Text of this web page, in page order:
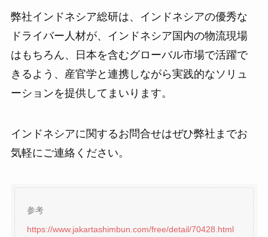
弊社インドネシア総研は、インドネシアの優秀な
ドライバー人材が、インドネシア国内の物流現場
はもちろん、日本を含むグローバル市場で活躍で
きるよう、産官学と連携しながら実践的なソリュ
ーションを提供してまいります。
インドネシアに関するお問合せはぜひ弊社までお
気軽にご連絡ください。
参考
https://www.jakartashimbun.com/free/detail/70428.html